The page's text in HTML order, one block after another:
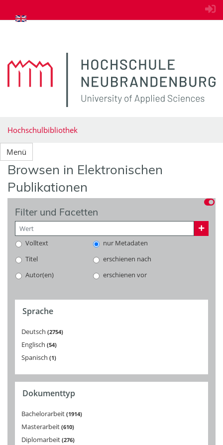
zum Inhalt springen
Hochschulbibliothek
Menü
Browsen in Elektronischen
Publikationen
Filter und Facetten
Volltext
nur Metadaten
Titel
erschienen nach
Autor(en)
erschienen vor
Sprache
Deutsch 2754
Englisch 54
Spanisch 1
Dokumenttyp
Bachelorarbeit 1914
Masterarbeit 610
Diplomarbeit 276